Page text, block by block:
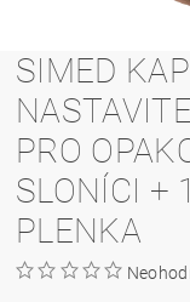
SIMED
PRO
SLONÍCI +
PLENKA